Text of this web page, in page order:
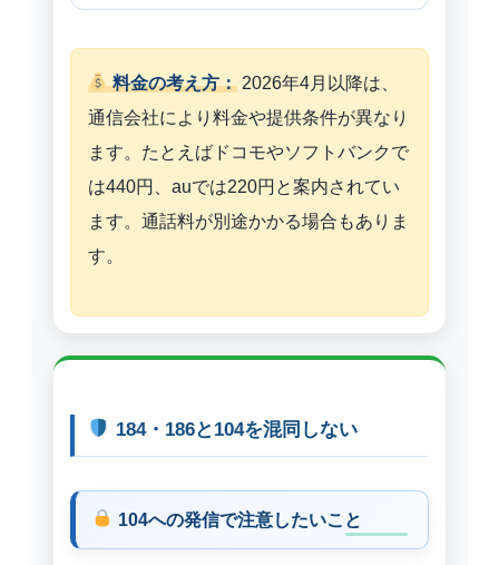
料金の考え方： 2026年4月以降は、
通信会社により料金や提供条件が異なり
ます。たとえばドコモやソフトバンクで
は440円、auでは220円と案内されてい
ます。通話料が別途かかる場合もありま
す。
184・186と104を混同しない
104への発信で注意したいこと